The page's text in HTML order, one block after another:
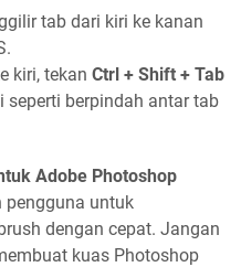
tab dari kiri ke kanan
kiri, tekan Ctrl + Shift + Tab
seperti berpindah antar tab
Adobe Photoshop
pengguna untuk
dengan cepat. Jangan
kuas Photoshop